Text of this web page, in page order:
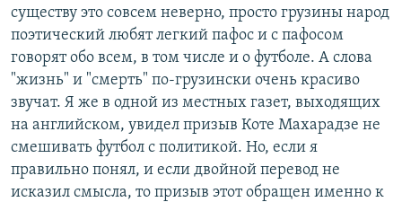
существу это совсем неверно, просто грузины народ
поэтический любят легкий пафос и с пафосом
говорят обо всем, в том числе и о футболе. А слова
"жизнь" и "смерть" по-грузински очень красиво
звучат. Я же в одной из местных газет, выходящих
на английском, увидел призыв Коте Махарадзе не
смешивать футбол с политикой. Но, если я
правильно понял, и если двойной перевод не
исказил смысла, то призыв этот обращен именно к